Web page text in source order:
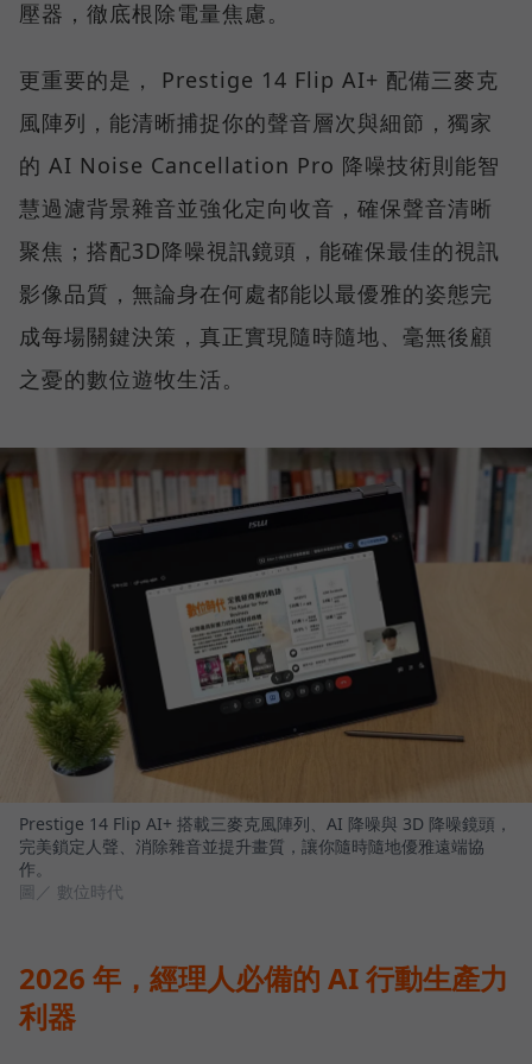
壓器，徹底根除電量焦慮。
更重要的是， Prestige 14 Flip AI+ 配備三麥克
風陣列，能清晰捕捉你的聲音層次與細節，獨家
的 AI Noise Cancellation Pro 降噪技術則能智
慧過濾背景雜音並強化定向收音，確保聲音清晰
聚焦；搭配3D降噪視訊鏡頭，能確保最佳的視訊
影像品質，無論身在何處都能以最優雅的姿態完
成每場關鍵決策，真正實現隨時隨地、毫無後顧
之憂的數位遊牧生活。
Prestige 14 Flip AI+ 搭載三麥克風陣列、AI 降噪與 3D 降噪鏡頭，
完美鎖定人聲、消除雜音並提升畫質，讓你隨時隨地優雅遠端協
作。
圖／ 數位時代
2026 年，經理人必備的 AI 行動生產力
利器